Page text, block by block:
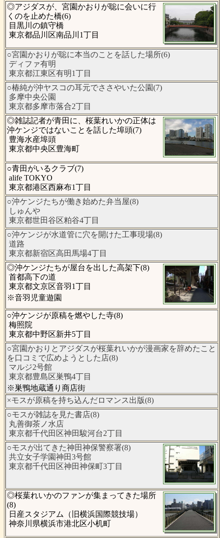
◎アジダスが、宮園かおりが聡に会いに行
くのを止めた橋(6)
目黒川の鎮守橋
東京都品川区南品川1丁目
○宮園かおりが聡に本当のことを話した場所(6)
ディファ有明
東京都江東区有明1丁目
○椿純が沖ヤスコの耳元でささやいた公園(7)
多摩中央公園
東京都多摩市落合2丁目
◎雑誌記者が青田に、桜葉れいかの正体は
沖ケンジではないことを話した埠頭(7)
豊海水産埠頭
東京都中央区豊海町
○青田がいるクラブ(7)
alife TOKYO
東京都港区西麻布1丁目
○沖ケンジたちが働き始めた弁当屋(8)
しゅんや
東京都世田谷区粕谷4丁目
○沖ケンジが水道管に穴を開けた工事現場(8)
道路
東京都新宿区高田馬場4丁目
◎沖ケンジたちが屋台を出した高架下(8)
首都高下の道
東京都文京区音羽1丁目
※音羽児童遊園
○沖ケンジが原稿を燃やした寺(8)
梅照院
東京都中野区新井5丁目
○宮園かおりとアジダスが桜葉れいかが漫画家を辞めたこと
を口コミで広めようとした店(8)
マルジ2号館
東京都豊島区巣鴨4丁目
※巣鴨地蔵通り商店街
×モスが原稿を持ち込んだロマンス出版(8)
○モスが雑誌を見た書店(8)
丸善御茶ノ水店
東京都千代田区神田駿河台2丁目
○モスが出てきた神田神保警察署(8)
共立女子学園神田3号館
東京都千代田区神田神保町3丁目
◎桜葉れいかのファンが集まってきた場所
(8)
日産スタジアム（旧横浜国際競技場）
神奈川県横浜市港北区小机町